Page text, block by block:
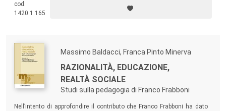
seconda, per concludere con un’interpretazione critica delle concezioni
pedagogiche intrinseche alla Buona Scuola.
cod.
1420.1.165
Massimo Baldacci, Franca Pinto Minerva
RAZIONALITÀ, EDUCAZIONE,
REALTÀ SOCIALE
Studi sulla pedagogia di Franco Frabboni
Nell’intento di approfondire il contributo che Franco Frabboni ha dato